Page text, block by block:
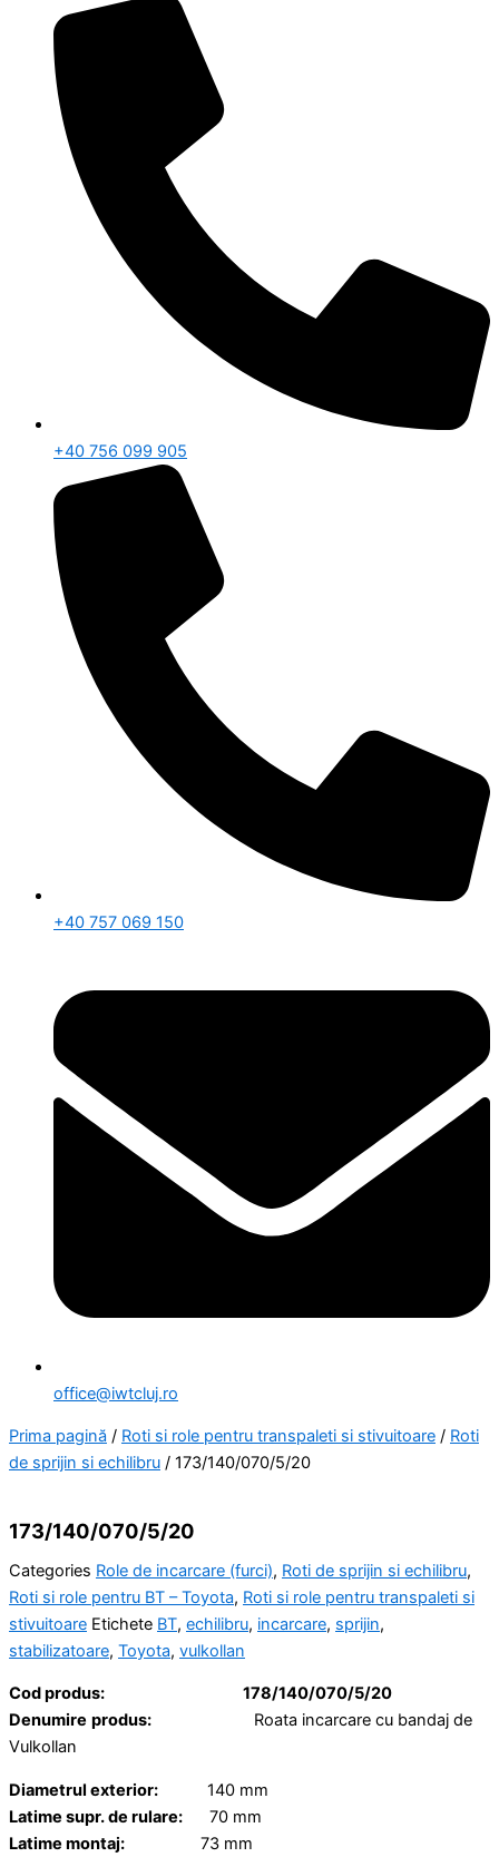
+40 756 099 905
+40 757 069 150
office@iwtcluj.ro
Prima pagină / Roti si role pentru transpaleti si stivuitoare / Roti
de sprijin si echilibru / 173/140/070/5/20
173/140/070/5/20
Categories Role de incarcare (furci), Roti de sprijin si echilibru,
Roti si role pentru BT – Toyota, Roti si role pentru transpaleti si
stivuitoare Etichete BT, echilibru, incarcare, sprijin,
stabilizatoare, Toyota, vulkollan
Cod produs:
178/140/070/5/20
Denumire produs: Roata incarcare cu bandaj de
Vulkollan
Diametrul exterior: 140 mm
Latime supr. de rulare: 70 mm
Latime montaj: 73 mm